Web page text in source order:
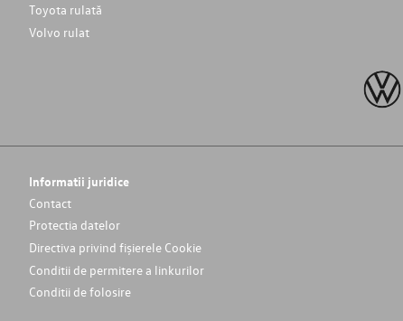
Toyota rulată
Volvo rulat
Informatii juridice
Contact
Protectia datelor
Directiva privind fișierele Cookie
Conditii de permitere a linkurilor
Conditii de folosire